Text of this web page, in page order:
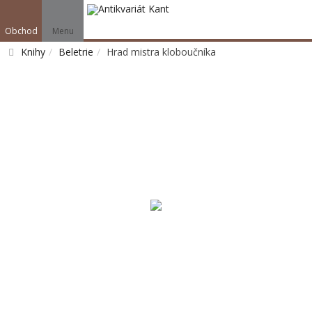
Obchod Menu
Knihy Beletrie Hrad mistra kloboučníka